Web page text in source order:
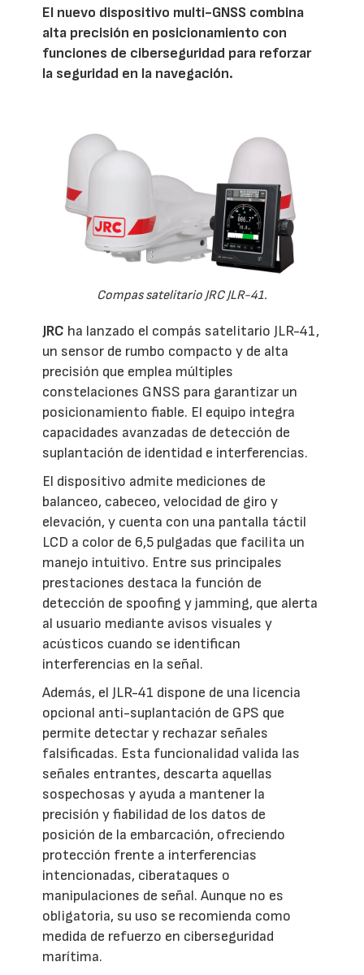
El nuevo dispositivo multi-GNSS combina
alta precisión en posicionamiento con
funciones de ciberseguridad para reforzar
la seguridad en la navegación.
Compas satelitario JRC JLR-41.
JRC ha lanzado el compás satelitario JLR-41,
un sensor de rumbo compacto y de alta
precisión que emplea múltiples
constelaciones GNSS para garantizar un
posicionamiento fiable. El equipo integra
capacidades avanzadas de detección de
suplantación de identidad e interferencias.
El dispositivo admite mediciones de
balanceo, cabeceo, velocidad de giro y
elevación, y cuenta con una pantalla táctil
LCD a color de 6,5 pulgadas que facilita un
manejo intuitivo. Entre sus principales
prestaciones destaca la función de
detección de spoofing y jamming, que alerta
al usuario mediante avisos visuales y
acústicos cuando se identifican
interferencias en la señal.
Además, el JLR-41 dispone de una licencia
opcional anti-suplantación de GPS que
permite detectar y rechazar señales
falsificadas. Esta funcionalidad valida las
señales entrantes, descarta aquellas
sospechosas y ayuda a mantener la
precisión y fiabilidad de los datos de
posición de la embarcación, ofreciendo
protección frente a interferencias
intencionadas, ciberataques o
manipulaciones de señal. Aunque no es
obligatoria, su uso se recomienda como
medida de refuerzo en ciberseguridad
marítima.